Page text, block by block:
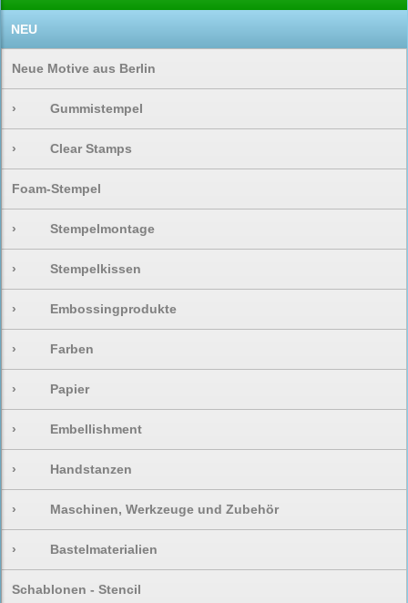
NEU
Neue Motive aus Berlin
› Gummistempel
› Clear Stamps
Foam-Stempel
› Stempelmontage
› Stempelkissen
› Embossingprodukte
› Farben
› Papier
› Embellishment
› Handstanzen
› Maschinen, Werkzeuge und Zubehör
› Bastelmaterialien
Schablonen - Stencil